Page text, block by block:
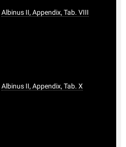
Albinus II, Appendix, Tab. VIII
Albinus II, Appendix, Tab. X